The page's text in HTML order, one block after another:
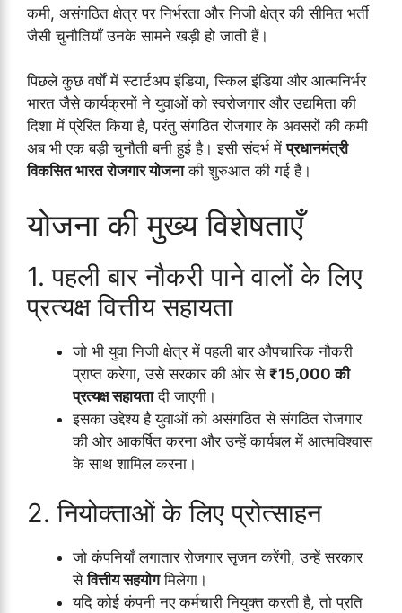
कमी, असंगठित क्षेत्र पर निर्भरता और निजी क्षेत्र की सीमित भर्ती
जैसी चुनौतियाँ उनके सामने खड़ी हो जाती हैं।
पिछले कुछ वर्षों में स्टार्टअप इंडिया, स्किल इंडिया और आत्मनिर्भर
भारत जैसे कार्यक्रमों ने युवाओं को स्वरोजगार और उद्यमिता की
दिशा में प्रेरित किया है, परंतु संगठित रोजगार के अवसरों की कमी
अब भी एक बड़ी चुनौती बनी हुई है। इसी संदर्भ मेंप्रधानमंत्री
विकसित भारत रोजगार योजनाकी शुरुआत की गई है।
योजना की मुख्य विशेषताएँ
1. पहली बार नौकरी पाने वालों के लिए
प्रत्यक्ष वित्तीय सहायता
जो भी युवा निजी क्षेत्र में पहली बार औपचारिक नौकरी
प्राप्त करेगा, उसे सरकार की ओर से ₹15,000 की
प्रत्यक्ष सहायतादी जाएगी।
इसका उद्देश्य है युवाओं को असंगठित से संगठित रोजगार
की ओर आकर्षित करना और उन्हें कार्यबल में आत्मविश्वास
के साथ शामिल करना।
2. नियोक्ताओं के लिए प्रोत्साहन
जो कंपनियाँ लगातार रोजगार सृजन करेंगी, उन्हें सरकार
सेवित्तीय सहयोगमिलेगा।
यदि कोई कंपनी नए कर्मचारी नियुक्त करती है, तो प्रति